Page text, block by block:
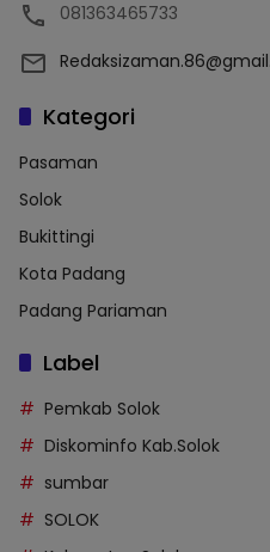
081363465733
Kategori
Pasaman
Solok
Bukittingi
Kota Padang
Padang Pariaman
Label
Pemkab Solok
Diskominfo Kab.Solok
sumbar
SOLOK